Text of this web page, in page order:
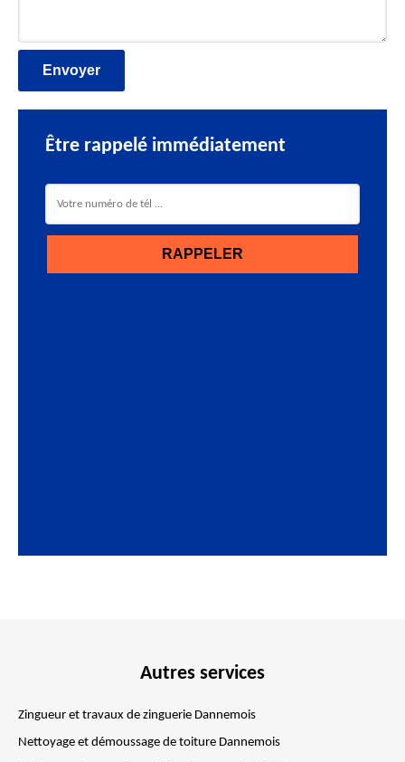
Être rappelé immédiatement
Autres services
Zingueur et travaux de zinguerie Dannemois
Nettoyage et démoussage de toiture Dannemois